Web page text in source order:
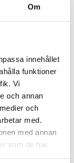
Om
innehållet
funktioner
Vi
och annan
och
med.
med annan
som de har
kan
även i mer
med justerbara
COMET Cloud-
via dator
övervaka upp
användaren.